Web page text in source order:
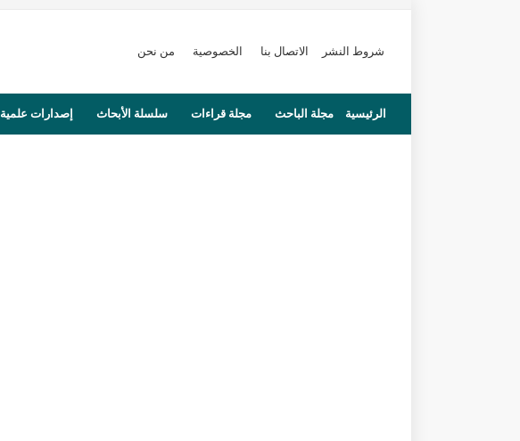
شروط النشر الاتصال بنا الخصوصية من نحن
الرئيسية مجلة الباحث مجلة قراءات سلسلة الأبحاث إصدارات علمية